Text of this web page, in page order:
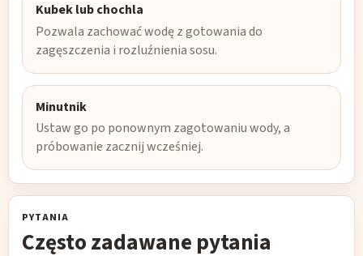
Kubek lub chochla
Pozwala zachować wodę z gotowania do
zagęszczenia i rozluźnienia sosu.
Minutnik
Ustaw go po ponownym zagotowaniu wody, a
próbowanie zacznij wcześniej.
PYTANIA
Często zadawane pytania